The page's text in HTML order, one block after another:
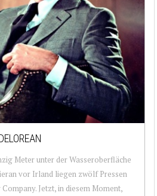
Meter unter der Wasseroberfläche
vor Irland liegen zwölf Pressen
Jetzt, in diesem Moment,